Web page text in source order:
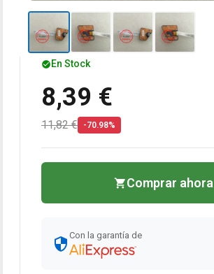
En Stock
8,39 €
11,82 € -70.98%
Comprar ahora
Con la garantía de